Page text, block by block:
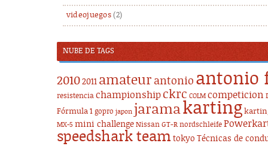
videojuegos (2)
NUBE DE TAGS
20102011 amateur antonio antonio
resistencia championship ckrc COLM competicion
Fórmula 1 gopro japon jaramakarting
MX-5 mini challenge Nissan GT-R nordschleife
speedshark team tokyo Técnicas de